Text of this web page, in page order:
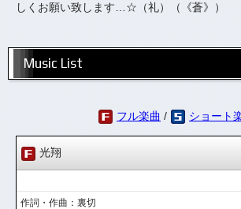
しくお願い致します…☆（礼）（《蒼》）
Music List
フル楽曲 / ショート
光翔
作詞・作曲：裏切